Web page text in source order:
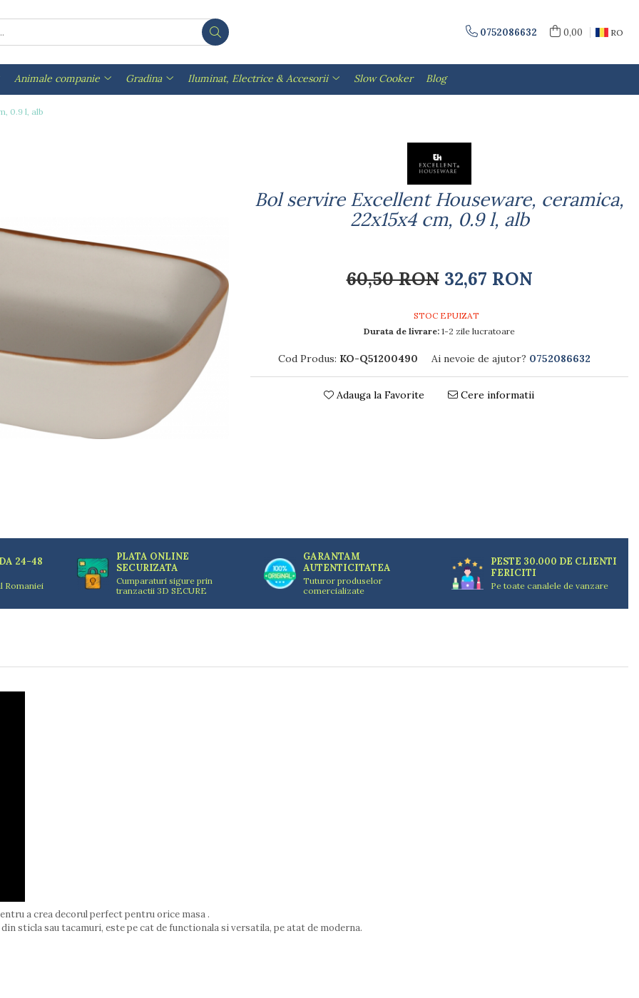
0752086632 0,00 RO
Animale companie Gradina Iluminat, Electrice & Accesorii Slow Cooker Blog
0.9 l, alb
Bol servire Excellent Houseware, ceramica,
22x15x4 cm, 0.9 l, alb
60,50 RON 32,67 RON
STOC EPUIZAT
Durata de livrare: 1-2 zile lucratoare
Cod Produs: KO-Q51200490 Ai nevoie de ajutor? 0752086632
Adauga la Favorite Cere informatii
24-48
Romaniei
PLATA ONLINE
SECURIZATA
Cumparaturi sigure prin
tranzactii 3D SECURE
GARANTAM
AUTENTICITATEA
Tuturor produselor
comercializate
PESTE 30.000 DE CLIENTI
FERICITI
Pe toate canalele de vanzare
a crea decorul perfect pentru orice masa .
sticla sau tacamuri, este pe cat de functionala si versatila, pe atat de moderna.